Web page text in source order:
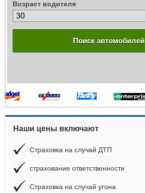
Возраст водителя
Поиск автомобилей
Наши цены включают
Страховка на случай ДТП
страхование ответственности
Страховка на случай угона